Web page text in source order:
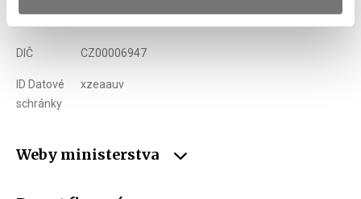
DIČ CZ00006947
ID Datové
schránky
xzeaauv
Weby ministerstva